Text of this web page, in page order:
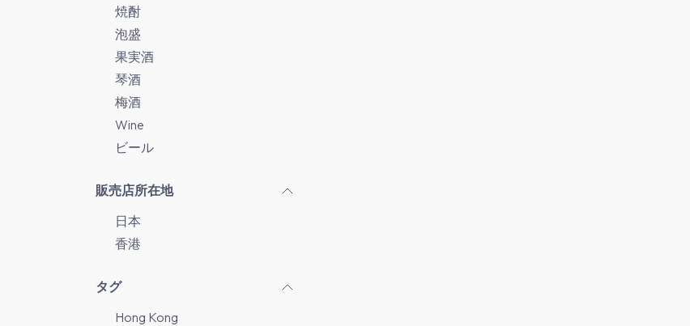
焼酎
泡盛
果実酒
琴酒
梅酒
Wine
ビール
販売店所在地
日本
香港
タグ
Hong Kong